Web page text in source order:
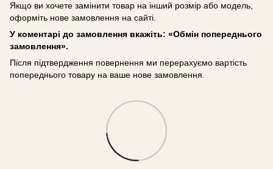
Якщо ви хочете замінити товар на інший розмір або модель,
оформіть нове замовлення на сайті.
У коментарі до замовлення вкажіть: «Обмін попереднього
замовлення».
Після підтвердження повернення ми перерахуємо вартість
попереднього товару на ваше нове замовлення.